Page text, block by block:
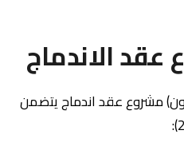
مشروع عقد اندماج يتضمن